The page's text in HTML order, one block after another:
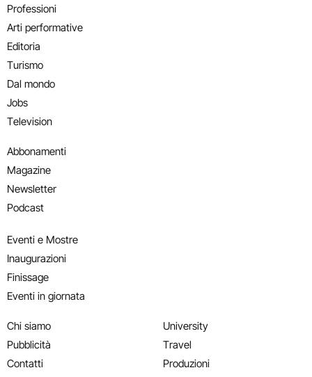
Professioni
Arti performative
Editoria
Turismo
Dal mondo
Jobs
Television
Abbonamenti
Magazine
Newsletter
Podcast
Eventi e Mostre
Inaugurazioni
Finissage
Eventi in giornata
Chi siamo
Pubblicità
Contatti
University
Travel
Produzioni